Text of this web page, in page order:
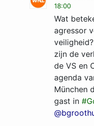
18:00
Wat
agressor
zijn de
de VS en
agenda
München
gast in